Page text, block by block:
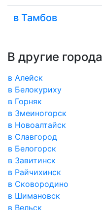
в Тамбов
В другие города
в Алейск
в Белокуриху
в Горняк
в Змеиногорск
в Новоалтайск
в Славгород
в Белогорск
в Завитинск
в Райчихинск
в Сковородино
в Шимановск
в Вельск